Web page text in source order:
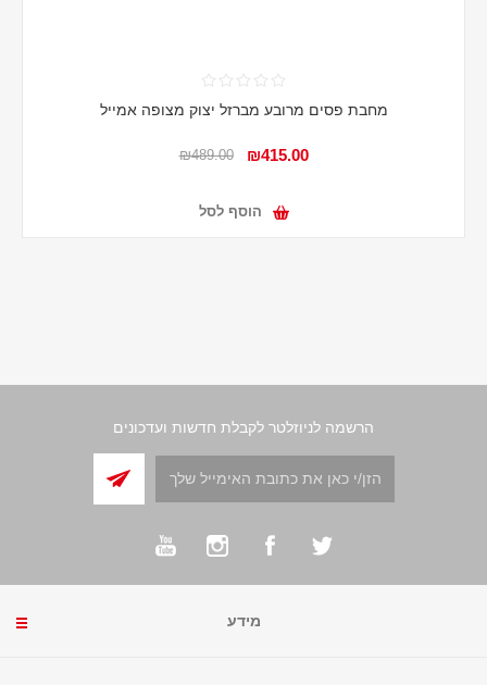
מחבת פסים מרובע מברזל יצוק מצופה אמייל
₪415.00
₪489.00
הוסף לסל
הרשמה לניוזלטר לקבלת חדשות ועדכונים
מידע